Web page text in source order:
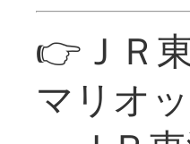
👉ＪＲ
マリオ